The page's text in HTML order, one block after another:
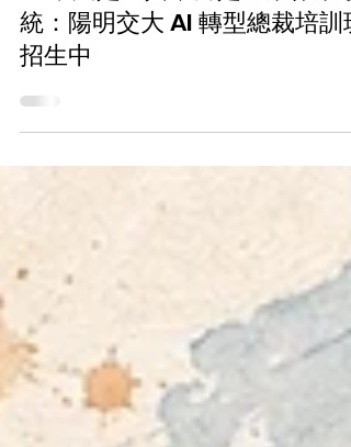
AI 不只是工具，而是企業作業系
統：陽明交大 AI 轉型總裁培訓班
招生中